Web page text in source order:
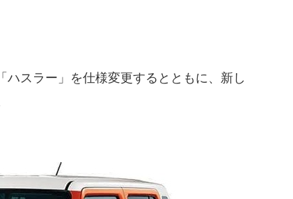
スラー」を仕様変更するとともに、新し